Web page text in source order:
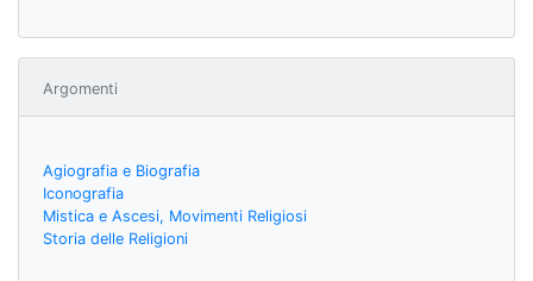
Argomenti
Agiografia e Biografia
Iconografia
Mistica e Ascesi, Movimenti Religiosi
Storia delle Religioni